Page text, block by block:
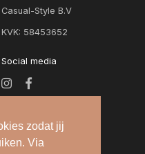
zodat jij
Via
Casual-Style B.V
KVK: 58453652
Social media